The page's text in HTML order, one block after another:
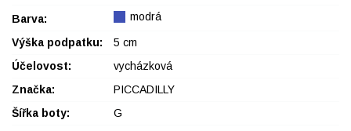
Barva: modrá
Výška podpatku:
5 cm
Účelovost:
vycházková
Značka:
PICCADILLY
Šířka boty:
G